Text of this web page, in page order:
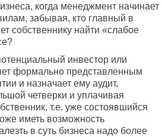
когда менеджмент начинает
забывая, кто главный в
собственнику найти «слабое
инвестор или
формально представленным
и назначает ему аудит,
четверки и уплачивая
т.е. уже состоявшийся
иметь возможность
в суть бизнеса надо более